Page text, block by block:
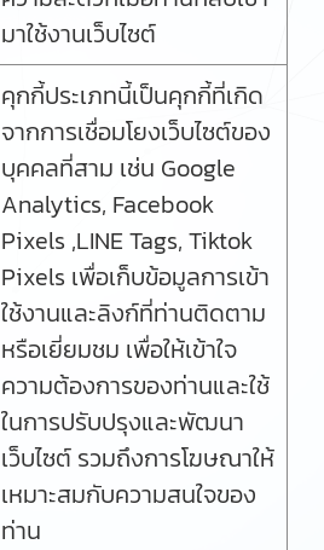
มาใช้งานเว็บไซต์
คุกกี้ประเภทนี้เป็นคุกกี้ที่เกิด
จากการเชื่อมโยงเว็บไซต์ของ
บุคคลที่สาม เช่น Google
Analytics, Facebook
Pixels ,LINE Tags, Tiktok
Pixels เพื่อเก็บข้อมูลการเข้า
ใช้งานและลิงก์ที่ท่านติดตาม
หรือเยี่ยมชม เพื่อให้เข้าใจ
ความต้องการของท่านและใช้
ในการปรับปรุงและพัฒนา
เว็บไซต์ รวมถึงการโฆษณาให้
เหมาะสมกับความสนใจของ
ท่าน